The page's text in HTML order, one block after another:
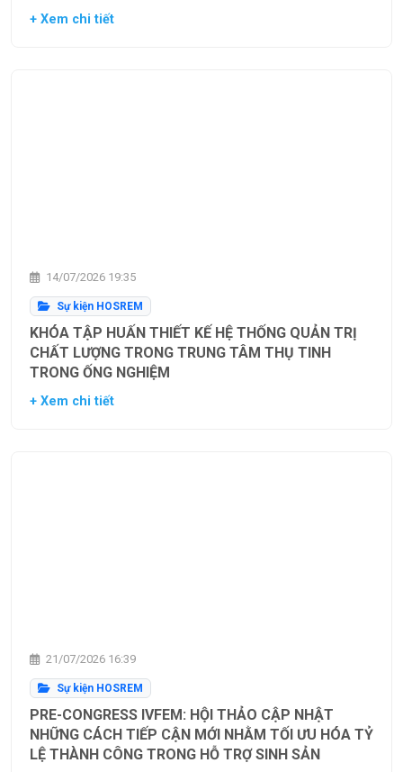
+ Xem chi tiết
14/07/2026 19:35
Sự kiện HOSREM
KHÓA TẬP HUẤN THIẾT KẾ HỆ THỐNG QUẢN TRỊ
CHẤT LƯỢNG TRONG TRUNG TÂM THỤ TINH
TRONG ỐNG NGHIỆM
+ Xem chi tiết
21/07/2026 16:39
Sự kiện HOSREM
PRE-CONGRESS IVFEM: HỘI THẢO CẬP NHẬT
NHỮNG CÁCH TIẾP CẬN MỚI NHẰM TỐI ƯU HÓA TỶ
LỆ THÀNH CÔNG TRONG HỖ TRỢ SINH SẢN